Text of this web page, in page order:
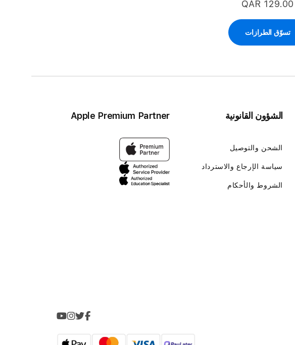
QAR 129.00
تسوّق الطرازات
الشؤون القانونية
الشحن والتوصيل
سياسة الإرجاع والاسترداد
الشروط والأحكام
Apple Premium Partner